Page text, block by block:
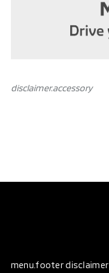
disclaimer.аccessory
menu.footer disclaimer